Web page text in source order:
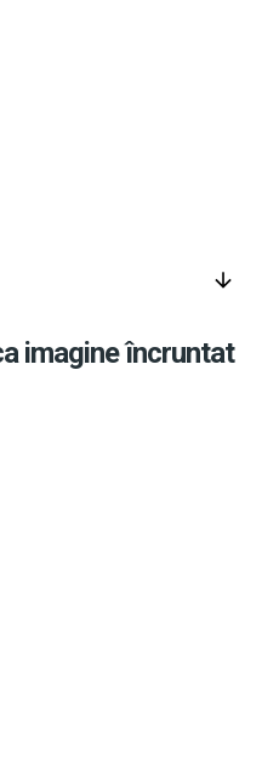
arrow_downward
imagine încruntat